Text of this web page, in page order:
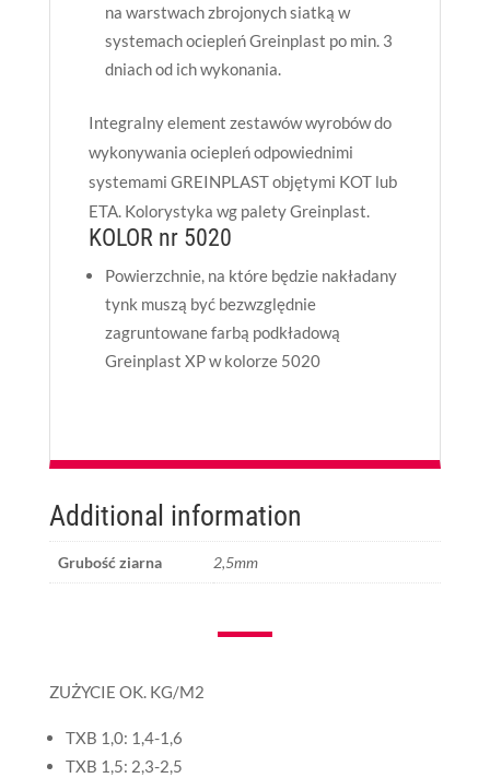
na warstwach zbrojonych siatką w
systemach ociepleń Greinplast po min. 3
dniach od ich wykonania.
Integralny element zestawów wyrobów do
wykonywania ociepleń odpowiednimi
systemami GREINPLAST objętymi KOT lub
ETA. Kolorystyka wg palety Greinplast.
KOLOR nr 5020
Powierzchnie, na które będzie nakładany
tynk muszą być bezwzględnie
zagruntowane farbą podkładową
Greinplast XP w kolorze 5020
Additional information
Grubość ziarna 2,5mm
ZUŻYCIE OK. KG/M2
TXB 1,0: 1,4-1,6
TXB 1,5: 2,3-2,5